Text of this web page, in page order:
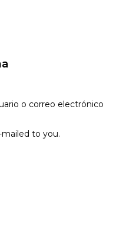
o correo electrónico
to you.